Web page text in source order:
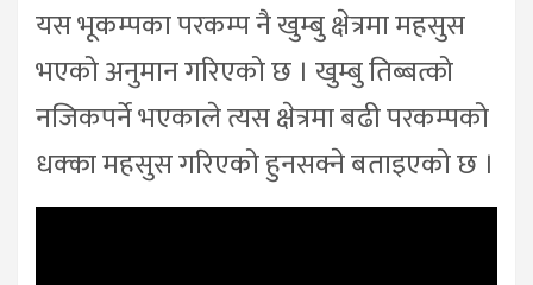
यस भूकम्पका परकम्प नै खुम्बु क्षेत्रमा महसुस
भएको अनुमान गरिएको छ । खुम्बु तिब्बत्को
नजिकपर्ने भएकाले त्यस क्षेत्रमा बढी परकम्पको
धक्का महसुस गरिएको हुनसक्ने बताइएको छ ।